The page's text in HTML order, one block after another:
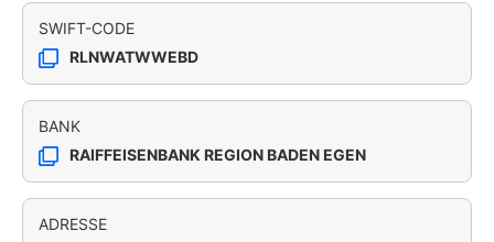
SWIFT-CODE
RLNWATWWEBD
BANK
RAIFFEISENBANK REGION BADEN EGEN
ADRESSE